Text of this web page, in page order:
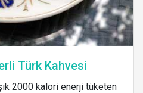
Türk Kahvesi
2000 kalori enerji tüketen